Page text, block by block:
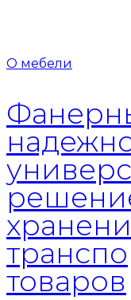
О мебели
товаров